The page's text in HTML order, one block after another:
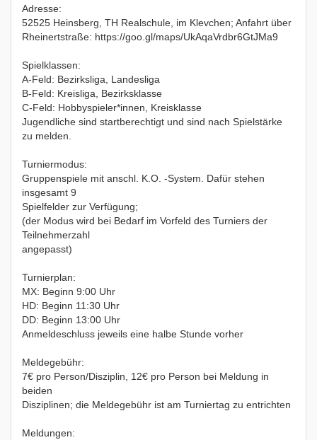
Adresse:
52525 Heinsberg, TH Realschule, im Klevchen; Anfahrt über
Rheinertstraße: https://goo.gl/maps/UkAqaVrdbr6GtJMa9
Spielklassen:
A-Feld: Bezirksliga, Landesliga
B-Feld: Kreisliga, Bezirksklasse
C-Feld: Hobbyspieler*innen, Kreisklasse
Jugendliche sind startberechtigt und sind nach Spielstärke
zu melden.
Turniermodus:
Gruppenspiele mit anschl. K.O. -System. Dafür stehen
insgesamt 9
Spielfelder zur Verfügung;
(der Modus wird bei Bedarf im Vorfeld des Turniers der
Teilnehmerzahl
angepasst)
Turnierplan:
MX: Beginn 9:00 Uhr
HD: Beginn 11:30 Uhr
DD: Beginn 13:00 Uhr
Anmeldeschluss jeweils eine halbe Stunde vorher
Meldegebühr:
7€ pro Person/Disziplin, 12€ pro Person bei Meldung in
beiden
Disziplinen; die Meldegebühr ist am Turniertag zu entrichten
Meldungen: